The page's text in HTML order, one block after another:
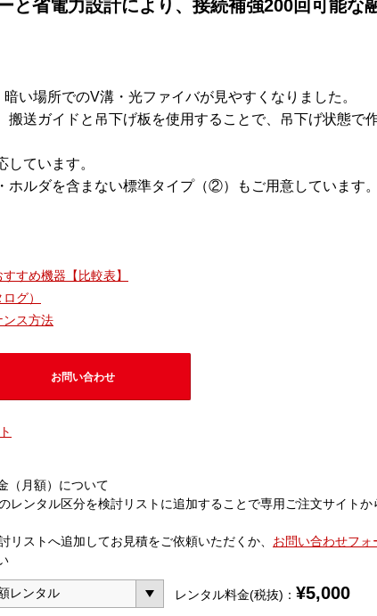
と省電力設計により、接続補強200回可能な
い場所でのV溝・光ファイバが見やすくなりました。
搬送ガイドと吊下げ板を使用することで、吊下げ状態で
しています。
ホルダを含まない標準タイプ（②）もご用意しています。
すめ機器【比較表】
グ）
ンス方法
お問い合わせ
（月額）について
レンタル区分を検討リストに追加することで専用ご注文サイトか
リストへ追加してお見積をご依頼いただくか、 お問い合わせフォ
レンタル料金(税抜)： ¥5,000